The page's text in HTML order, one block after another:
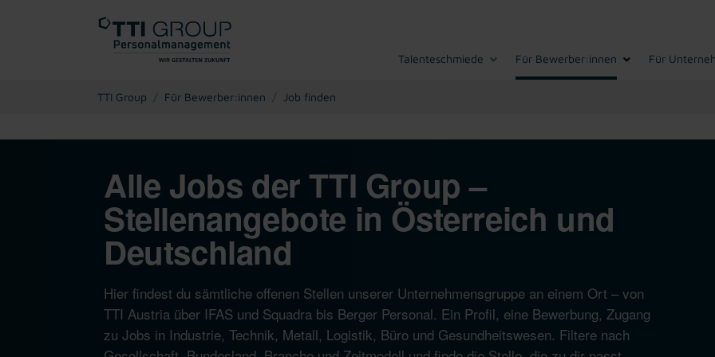
Talenteschmiede Für Bewerber:innen Für
TTI Group Für Bewerber:innen Job finden
Alle Jobs der TTI Group –
Stellenangebote in Österreich und
Deutschland
Hier findest du sämtliche offenen Stellen unserer Unternehmensgruppe an einem Ort – von
TTI Austria über IFAS und Squadra bis Berger Personal. Ein Profil, eine Bewerbung, Zugang
zu Jobs in Industrie, Technik, Metall, Logistik, Büro und Gesundheitswesen. Filtere nach